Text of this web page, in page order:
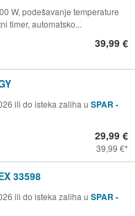
W, podešavanje temperature
timer, automatsko...
39,99 €
ili do isteka zaliha u SPAR -
29,99 €
39,99 €
33598
ili do isteka zaliha u SPAR -